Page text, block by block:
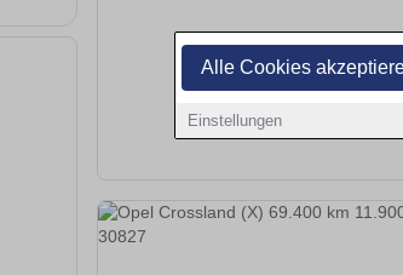
Alle Cookies
Einstellungen